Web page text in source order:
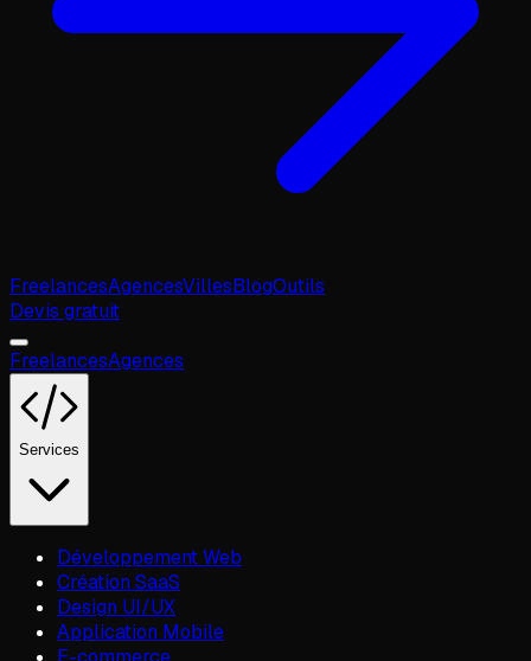
FreelancesAgencesVillesBlogOutils
Devis gratuit
FreelancesAgences
Services
Développement Web
Création SaaS
Design UI/UX
Application Mobile